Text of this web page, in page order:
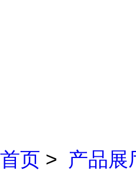
首页 > 产品展